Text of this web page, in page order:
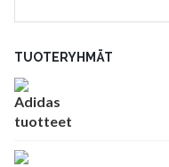
TUOTERYHMÄT